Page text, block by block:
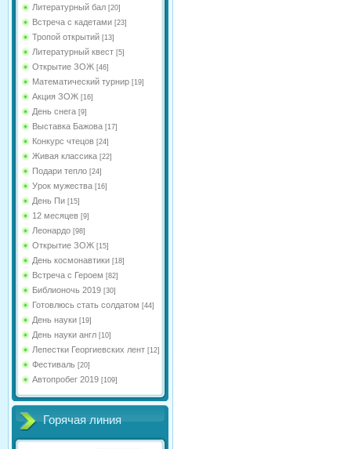
Литературный бал [20]
Встреча с кадетами [23]
Тропой открытий [13]
Литературный квест [5]
Открытие ЗОЖ [46]
Математический турнир [19]
Акция ЗОЖ [16]
День снега [9]
Выставка Бажова [17]
Конкурс чтецов [24]
Живая классика [22]
Подари тепло [24]
Урок мужества [16]
День Пи [15]
12 месяцев [9]
Леонардо [98]
Открытие ЗОЖ [15]
День космонавтики [18]
Встреча с Героем [82]
Библионочь 2019 [30]
Готовлюсь стать солдатом [44]
День науки [19]
День науки англ [10]
Лепестки Георгиевских лент [12]
Фестиваль [20]
Автопробег 2019 [109]
Горячая линия